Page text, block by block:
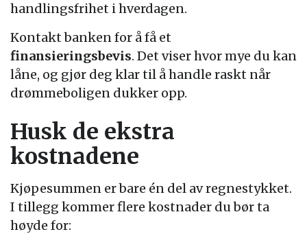
handlingsfrihet i hverdagen.
Kontakt banken for å få et
finansieringsbevis. Det viser hvor mye du kan
låne, og gjør deg klar til å handle raskt når
drømmeboligen dukker opp.
Husk de ekstra
kostnadene
Kjøpesummen er bare én del av regnestykket.
I tillegg kommer flere kostnader du bør ta
høyde for: